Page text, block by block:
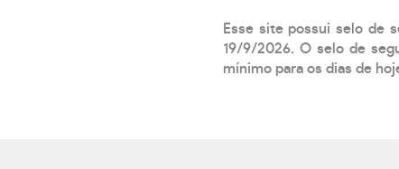
Esse site possui selo de
19/9/2026. O selo de
mínimo para os dias de